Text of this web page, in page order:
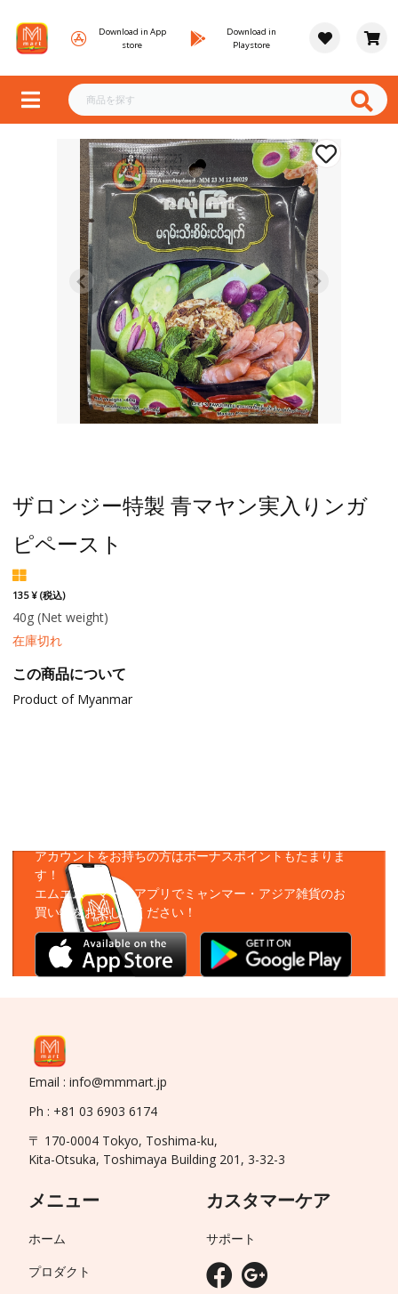
Download in App
store
Download in
Playstore
ザロンジー特製 青マヤン実入りンガ
ピペースト
135 ¥ (税込)
40g (Net weight)
在庫切れ
この商品について
Product of Myanmar
アカウントをお持ちの方はボーナスポイントもたまりま
す！
エムエムーマートアプリでミャンマー・アジア雑貨のお
買い物をお楽しみください！
Email : info@mmmart.jp
Ph : +81 03 6903 6174
〒 170-0004 Tokyo, Toshima-ku,
Kita-Otsuka, Toshimaya Building 201, 3-32-3
メニュー
ホーム
プロダクト
カスタマーケア
サポート